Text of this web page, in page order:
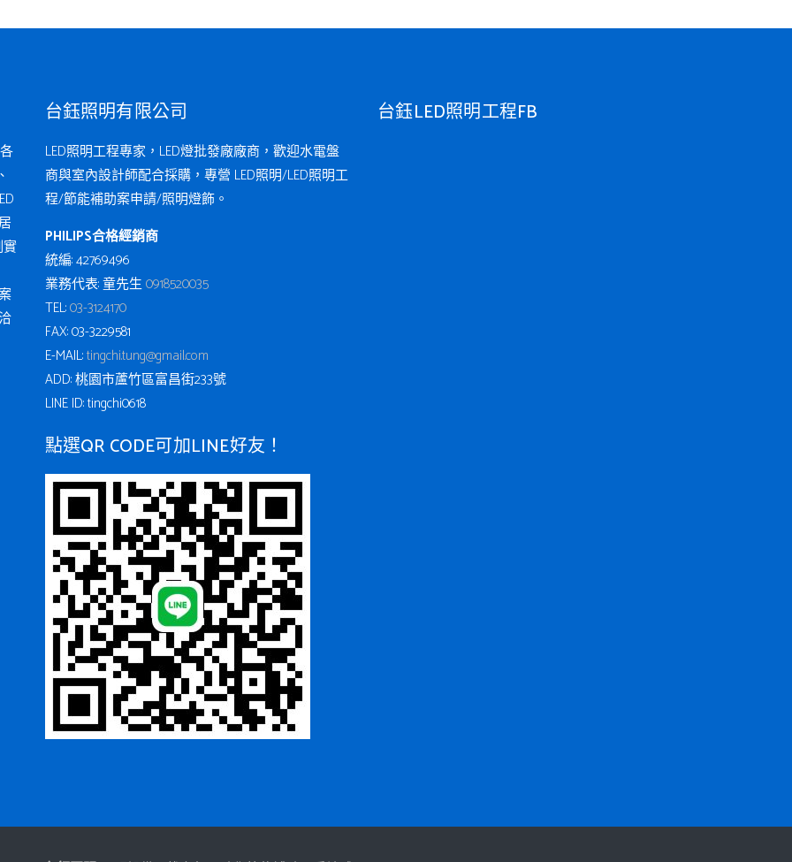
台鈺照明有限公司
LED照明工程專家，LED燈批發廠廠商，歡迎水電盤
商與室內設計師配合採購，專營 LED照明/LED照明工
程/節能補助案申請/照明燈飾。
PHILIPS合格經銷商
統編: 42769496
業務代表: 童先生0918520035
TEL:03-3124170
FAX: 03-3229581
E-MAIL:tingchi.tung@gmail.com
ADD: 桃園市蘆竹區富昌街233號
LINE ID: tingchi0618
點選QR CODE可加LINE好友！
台鈺LED照明工程FB